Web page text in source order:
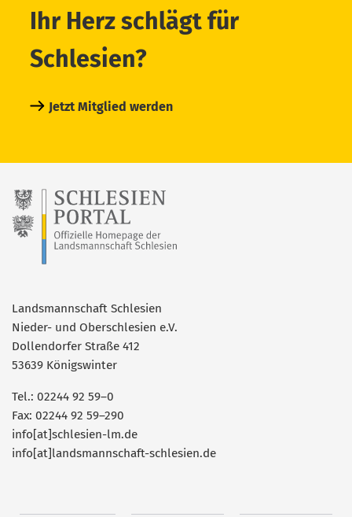
Ihr Herz schlägt für
Schlesien?
Jetzt Mitglied werden
Landsmannschaft Schlesien
Nieder- und Oberschlesien e.V.
Dollendorfer Straße 412
53639 Königswinter
Tel.: 02244 92 59–0
Fax: 02244 92 59–290
info[at]schlesien-lm.de
info[at]landsmannschaft-schlesien.de